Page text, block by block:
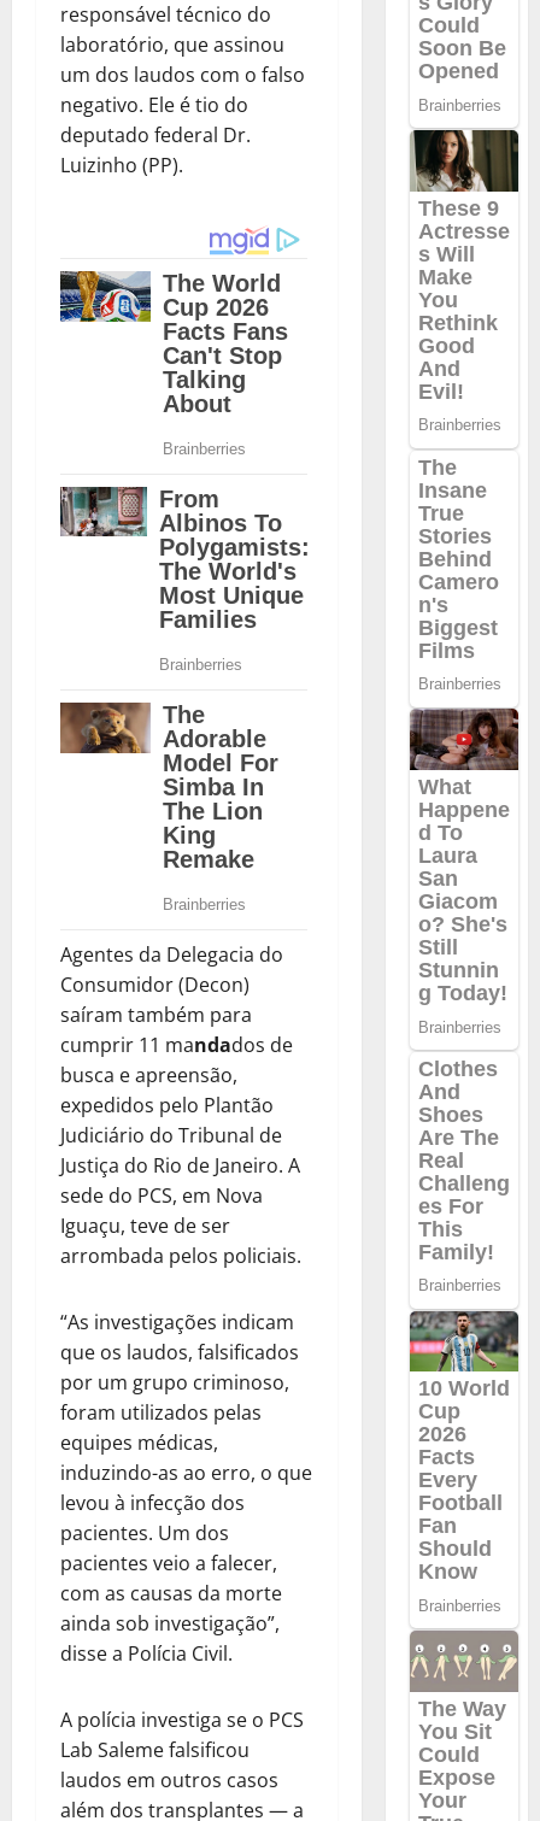
responsável técnico do
laboratório, que assinou
um dos laudos com o falso
negativo. Ele é tio do
deputado federal Dr.
Luizinho (PP).
Agentes da Delegacia do
Consumidor (Decon)
saíram também para
cumprir 11 mandados de
busca e apreensão,
expedidos pelo Plantão
Judiciário do Tribunal de
Justiça do Rio de Janeiro. A
sede do PCS, em Nova
Iguaçu, teve de ser
arrombada pelos policiais.
“As investigações indicam
que os laudos, falsificados
por um grupo criminoso,
foram utilizados pelas
equipes médicas,
induzindo-as ao erro, o que
levou à infecção dos
pacientes. Um dos
pacientes veio a falecer,
com as causas da morte
ainda sob investigação”,
disse a Polícia Civil.
A polícia investiga se o PCS
Lab Saleme falsificou
laudos em outros casos
além dos transplantes — a